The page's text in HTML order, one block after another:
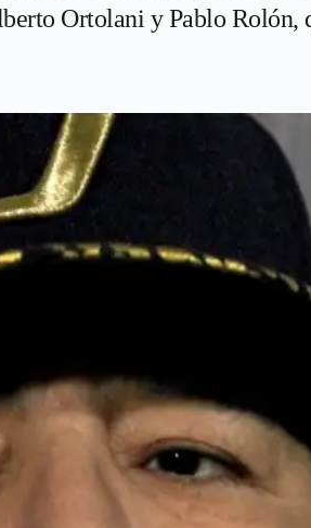
Ortolani y Pablo Rolón,